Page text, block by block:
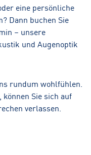
eine persönliche
Dann buchen Sie
– unsere
und Augenoptik
rundum wohlfühlen.
Sie sich auf
verlassen.